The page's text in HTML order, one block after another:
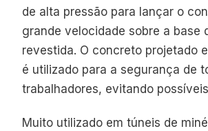
de alta pressão para lançar o
grande velocidade sobre a base
revestida. O concreto projetado
é utilizado para a segurança de
trabalhadores, evitando
Muito utilizado em túneis de